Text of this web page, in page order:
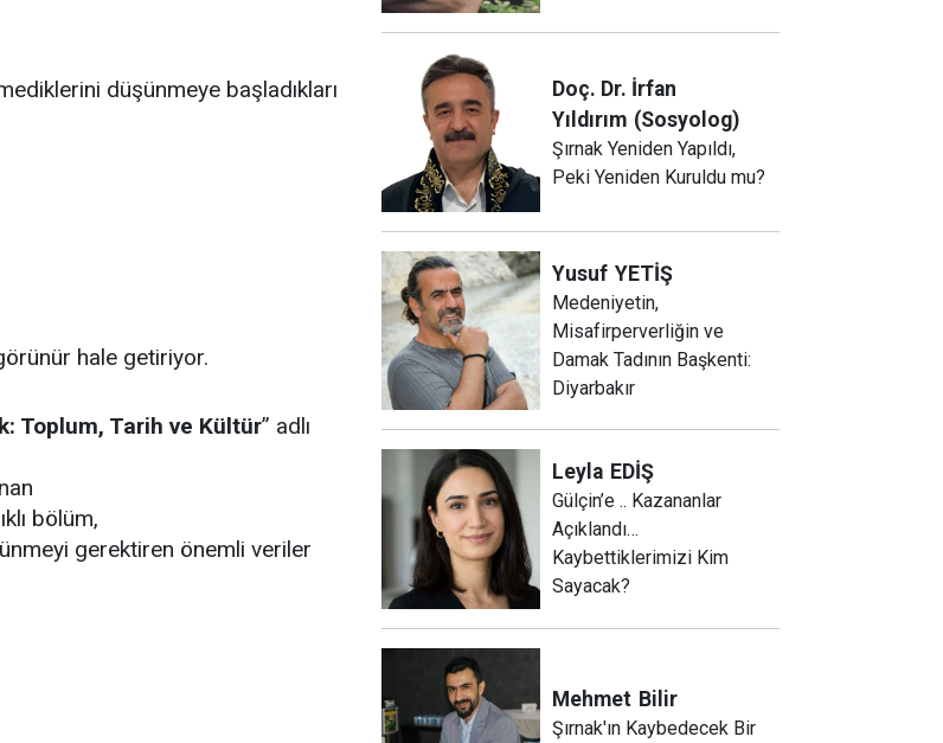
düşünmeye başladıkları
hale getiriyor.
Toplum, Tarih ve Kültür” adlı
bölüm,
gerektiren önemli veriler
Doç. Dr. İrfan
Yıldırım (Sosyolog)
Şırnak Yeniden Yapıldı,
Peki Yeniden Kuruldu mu?
Yusuf YETİŞ
Medeniyetin,
Misafirperverliğin ve
Damak Tadının Başkenti:
Diyarbakır
Leyla EDİŞ
Gülçin’e .. Kazananlar
Açıklandı…
Kaybettiklerimizi Kim
Sayacak?
Mehmet Bilir
Şırnak'ın Kaybedecek Bir